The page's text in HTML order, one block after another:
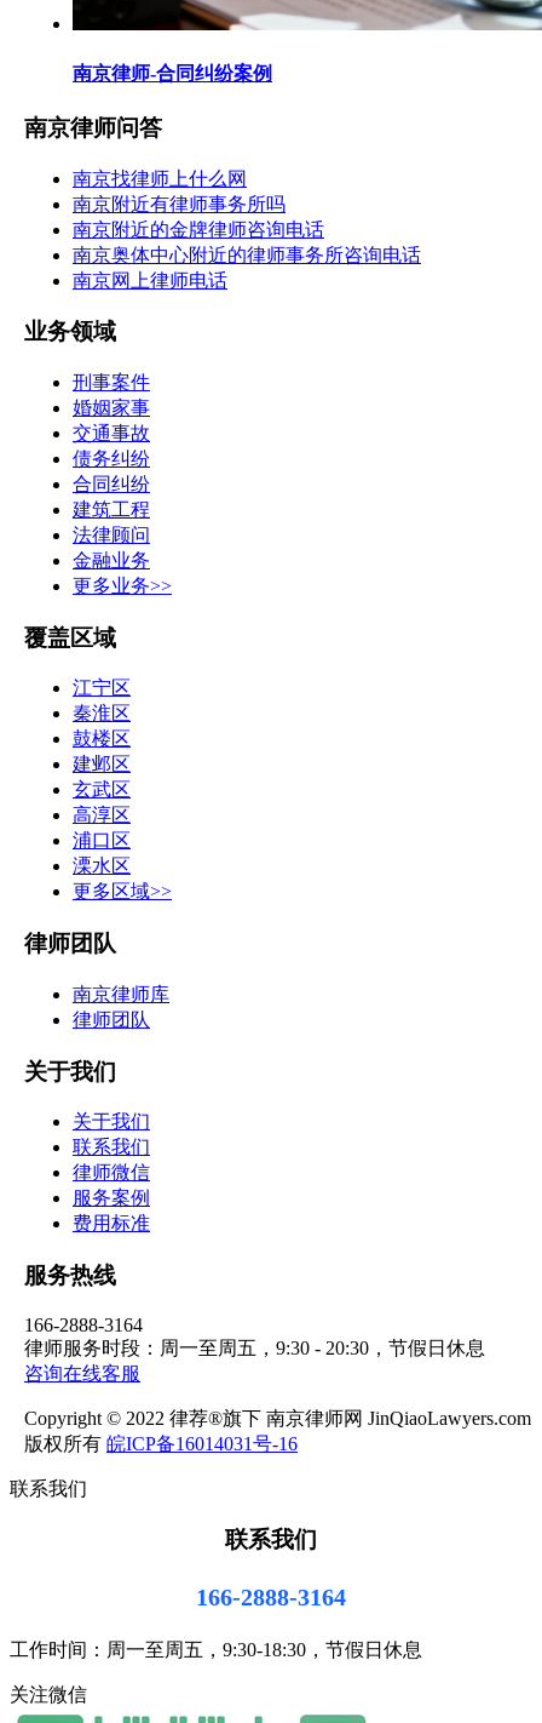
南京律师-合同纠纷案例
南京律师问答
南京找律师上什么网
南京附近有律师事务所吗
南京附近的金牌律师咨询电话
南京奥体中心附近的律师事务所咨询电话
南京网上律师电话
业务领域
刑事案件
婚姻家事
交通事故
债务纠纷
合同纠纷
建筑工程
法律顾问
金融业务
更多业务>>
覆盖区域
江宁区
秦淮区
鼓楼区
建邺区
玄武区
高淳区
浦口区
溧水区
更多区域>>
律师团队
南京律师库
律师团队
关于我们
关于我们
联系我们
律师微信
服务案例
费用标准
服务热线
166-2888-3164
律师服务时段：周一至周五，9:30 - 20:30，节假日休息
咨询在线客服
Copyright © 2022 律荐®旗下 南京律师网 JinQiaoLawyers.com
版权所有 皖ICP备16014031号-16
联系我们
联系我们
166-2888-3164
工作时间：周一至周五，9:30-18:30，节假日休息
关注微信